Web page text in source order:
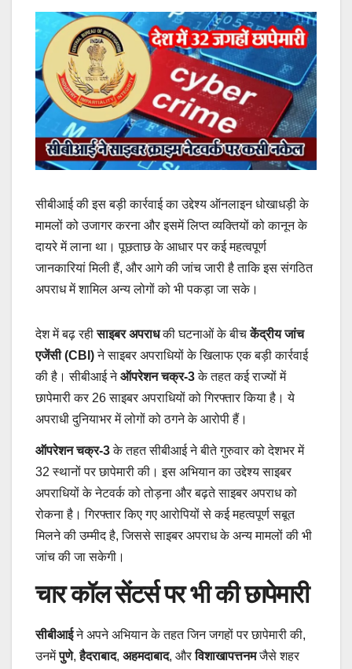
सीबीआई की इस बड़ी कार्रवाई का उद्देश्य ऑनलाइन धोखाधड़ी के
मामलों को उजागर करना और इसमें लिप्त व्यक्तियों को कानून के
दायरे में लाना था। पूछताछ के आधार पर कई महत्वपूर्ण
जानकारियां मिली हैं, और आगे की जांच जारी है ताकि इस संगठित
अपराध में शामिल अन्य लोगों को भी पकड़ा जा सके।
देश में बढ़ रहीसाइबर अपराधकी घटनाओं के बीचकेंद्रीय जांच
एजेंसी (CBI)ने साइबर अपराधियों के खिलाफ एक बड़ी कार्रवाई
की है। सीबीआई नेऑपरेशन चक्र-3के तहत कई राज्यों में
छापेमारी कर 26 साइबर अपराधियों को गिरफ्तार किया है। ये
अपराधी दुनियाभर में लोगों को ठगने के आरोपी हैं।
ऑपरेशन चक्र-3के तहत सीबीआई ने बीते गुरुवार को देशभर में
32 स्थानों पर छापेमारी की। इस अभियान का उद्देश्य साइबर
अपराधियों के नेटवर्क को तोड़ना और बढ़ते साइबर अपराध को
रोकना है। गिरफ्तार किए गए आरोपियों से कई महत्वपूर्ण सबूत
मिलने की उम्मीद है, जिससे साइबर अपराध के अन्य मामलों की भी
जांच की जा सकेगी।
चार कॉल सेंटर्स पर भी की छापेमारी
सीबीआईने अपने अभियान के तहत जिन जगहों पर छापेमारी की,
उनमेंपुणे,हैदराबाद, अहमदाबाद, औरविशाखापत्तनमजैसे शहर